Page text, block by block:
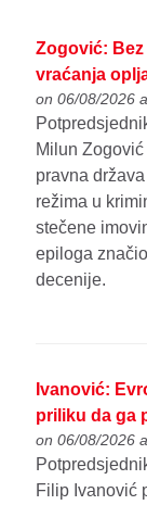
Zogović:
vraćanja
on 06/08/2026
Milun
pravna
režima u
stečene
epiloga
decenije.
Ivanović:
priliku da ga
on 06/08/2026
Filip Ivanović